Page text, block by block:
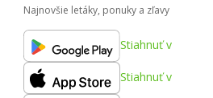
Najnovšie letáky, ponuky a zľavy
Stiahnuť v
Stiahnuť v